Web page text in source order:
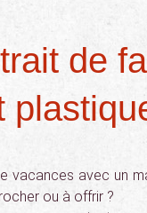
de
vacances avec un
ou à offrir ?